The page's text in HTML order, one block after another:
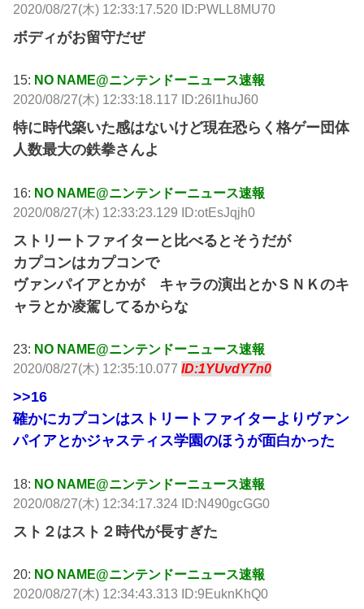
2020/08/27(木) 12:33:17.520 ID:PWLL8MU70
ボディがお留守だぜ
15: NO NAME@ニンテンドーニュース速報
2020/08/27(木) 12:33:18.117 ID:26I1huJ60
特に時代築いた感はないけど現在恐らく格ゲー団体
人数最大の鉄拳さんよ
16: NO NAME@ニンテンドーニュース速報
2020/08/27(木) 12:33:23.129 ID:otEsJqjh0
ストリートファイターと比べるとそうだが
カプコンはカプコンで
ヴァンパイアとかが キャラの演出とかＳＮＫのキ
ャラとか凌駕してるからな
23: NO NAME@ニンテンドーニュース速報
2020/08/27(木) 12:35:10.077ID:1YUvdY7n0
>>16
確かにカプコンはストリートファイターよりヴァン
パイアとかジャスティス学園のほうが面白かった
18: NO NAME@ニンテンドーニュース速報
2020/08/27(木) 12:34:17.324 ID:N490gcGG0
スト２はスト２時代が長すぎた
20: NO NAME@ニンテンドーニュース速報
2020/08/27(木) 12:34:43.313 ID:9EuknKhQ0